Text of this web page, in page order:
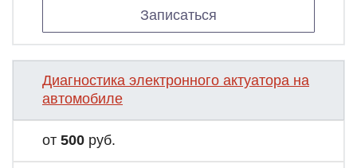
Записаться
Диагностика электронного актуатора на
автомобиле
от 500 руб.